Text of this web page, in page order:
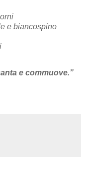
e biancospino
e commuove.”